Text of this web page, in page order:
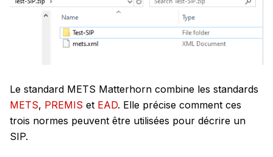
Le standard METS Matterhorn combine les standards
METS, PREMIS et EAD. Elle précise comment ces
trois normes peuvent être utilisées pour décrire un
SIP.